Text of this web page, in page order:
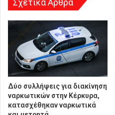
Σχετικά Άρθρα
Δύο συλλήψεις για διακίνηση
ναρκωτικών στην Κέρκυρα,
κατασχέθηκαν ναρκωτικά